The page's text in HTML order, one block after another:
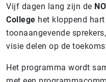
Vijf dagen lang zijn de
College het kloppend
toonaangevende
visie delen op de
Het programma wordt